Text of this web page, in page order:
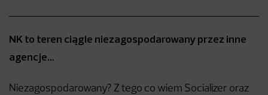
NK to teren ciągle niezagospodarowany przez inne
agencje…
Niezagospodarowany? Z tego co wiem Socializer oraz